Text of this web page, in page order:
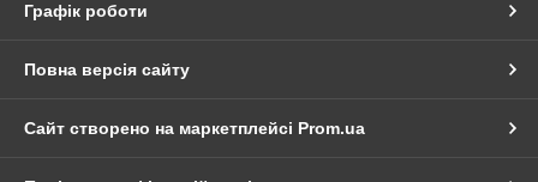
Графік роботи
Повна версія сайту
Сайт створено на маркетплейсі Prom.ua